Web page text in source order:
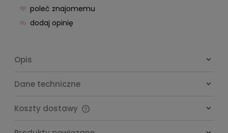
poleć znajomemu
dodaj opinię
Opis
Dane techniczne
Koszty dostawy